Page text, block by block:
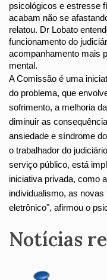
psicológicos e estresse
acabam não se
relatou. Dr Lobato
funcionamento do
acompanhamento mais
mental.
A Comissão é uma
do problema, que
sofrimento, a melhoria
diminuir as
ansiedade e síndrome
o trabalhador do
serviço público, está
iniciativa privada, como
individualismo, as
eletrônico", afirmou o
Notícias